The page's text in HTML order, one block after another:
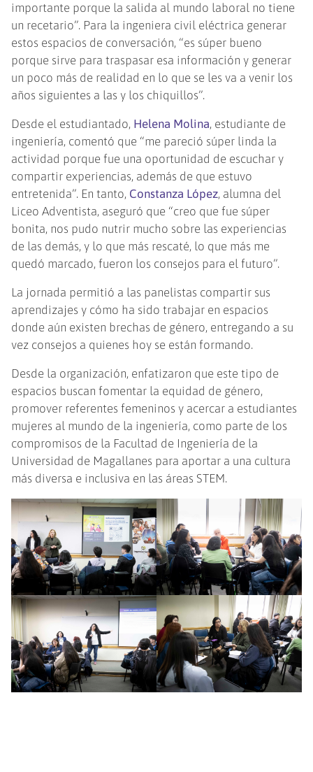
importante porque la salida al mundo laboral no tiene
un recetario”. Para la ingeniera civil eléctrica generar
estos espacios de conversación, “es súper bueno
porque sirve para traspasar esa información y generar
un poco más de realidad en lo que se les va a venir los
años siguientes a las y los chiquillos”.
Desde el estudiantado, Helena Molina, estudiante de
ingeniería, comentó que “me pareció súper linda la
actividad porque fue una oportunidad de escuchar y
compartir experiencias, además de que estuvo
entretenida”. En tanto, Constanza López, alumna del
Liceo Adventista, aseguró que “creo que fue súper
bonita, nos pudo nutrir mucho sobre las experiencias
de las demás, y lo que más rescaté, lo que más me
quedó marcado, fueron los consejos para el futuro”.
La jornada permitió a las panelistas compartir sus
aprendizajes y cómo ha sido trabajar en espacios
donde aún existen brechas de género, entregando a su
vez consejos a quienes hoy se están formando.
Desde la organización, enfatizaron que este tipo de
espacios buscan fomentar la equidad de género,
promover referentes femeninos y acercar a estudiantes
mujeres al mundo de la ingeniería, como parte de los
compromisos de la Facultad de Ingeniería de la
Universidad de Magallanes para aportar a una cultura
más diversa e inclusiva en las áreas STEM.